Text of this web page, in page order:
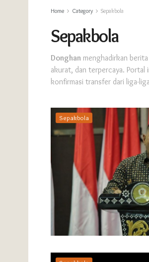
Home Category Sepakbola
Sepakbola
Donghan menghadirkan
akurat, dan terpercaya. Portal
konfirmasi transfer dari liga-
Sepakbola